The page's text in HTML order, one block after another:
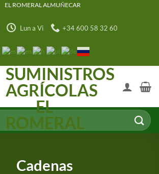
EL ROMERAL ALMUÑECAR
Lun a Vi +34 600 58 32 60
SUMINISTROS
AGRÍCOLAS
EL
ROMERAL
Cadenas